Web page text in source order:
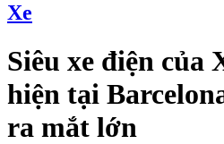
Xe
Siêu xe điện của
hiện tại
ra mắt lớn